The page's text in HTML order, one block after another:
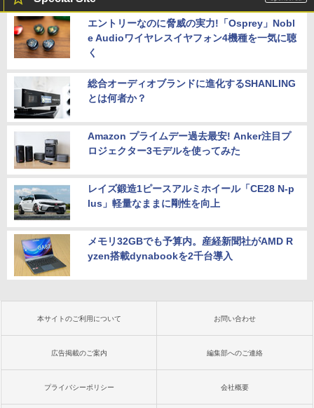
エントリーなのに脅威の実力!「Osprey」Nobl
e Audioワイヤレスイヤフォン4機種を一気に聴
く
総合オーディオブランドに進化するSHANLING
とは何者か？
Amazon プライムデー過去最安! Anker注目プ
ロジェクター3モデルを使ってみた
レイズ鍛造1ピースアルミホイール「CE28 N-p
lus」軽量なままに剛性を向上
メモリ32GBでも予算内。産経新聞社がAMD R
yzen搭載dynabookを2千台導入
本サイトのご利用について お問い合わせ
広告掲載のご案内 編集部へのご連絡
プライバシーポリシー 会社概要